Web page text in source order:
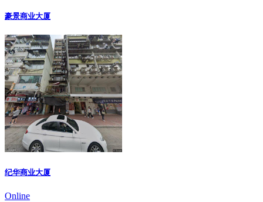
豪景商业大厦
纪华商业大厦
Online